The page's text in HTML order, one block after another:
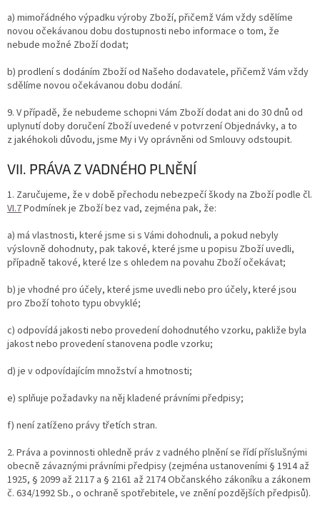
a) mimořádného výpadku výroby Zboží, přičemž Vám vždy sdělíme
novou očekávanou dobu dostupnosti nebo informace o tom, že
nebude možné Zboží dodat;
b) prodlení s dodáním Zboží od Našeho dodavatele, přičemž Vám vždy
sdělíme novou očekávanou dobu dodání.
9. V případě, že nebudeme schopni Vám Zboží dodat ani do 30 dnů od
uplynutí doby doručení Zboží uvedené v potvrzení Objednávky, a to
z jakéhokoli důvodu, jsme My i Vy oprávněni od Smlouvy odstoupit.
VII. PRÁVA Z VADNÉHO PLNĚNÍ
1. Zaručujeme, že v době přechodu nebezpečí škody na Zboží podle čl.
VI.7Podmínek je Zboží bez vad, zejména pak, že:
a) má vlastnosti, které jsme si s Vámi dohodnuli, a pokud nebyly
výslovně dohodnuty, pak takové, které jsme u popisu Zboží uvedli,
případně takové, které lze s ohledem na povahu Zboží očekávat;
b) je vhodné pro účely, které jsme uvedli nebo pro účely, které jsou
pro Zboží tohoto typu obvyklé;
c) odpovídá jakosti nebo provedení dohodnutého vzorku, pakliže byla
jakost nebo provedení stanovena podle vzorku;
d) je v odpovídajícím množství a hmotnosti;
e) splňuje požadavky na něj kladené právními předpisy;
f) není zatíženo právy třetích stran.
2. Práva a povinnosti ohledně práv z vadného plnění se řídí příslušnými
obecně závaznými právními předpisy (zejména ustanoveními § 1914 až
1925, § 2099 až 2117 a § 2161 až 2174 Občanského zákoníku a zákonem
č. 634/1992 Sb., o ochraně spotřebitele, ve znění pozdějších předpisů).